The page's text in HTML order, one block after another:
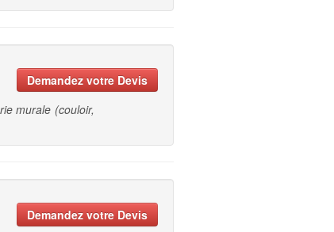
Demandez votre Devis
murale (couloir,
Demandez votre Devis